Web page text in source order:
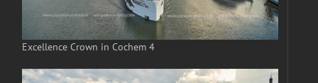
Excellence Crown in Cochem 4